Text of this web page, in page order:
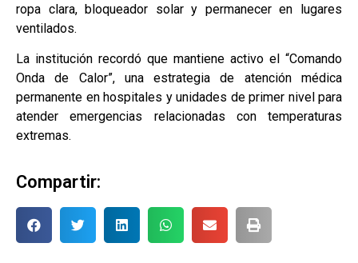
ropa clara, bloqueador solar y permanecer en lugares
ventilados.
La institución recordó que mantiene activo el “Comando
Onda de Calor”, una estrategia de atención médica
permanente en hospitales y unidades de primer nivel para
atender emergencias relacionadas con temperaturas
extremas.
Compartir: